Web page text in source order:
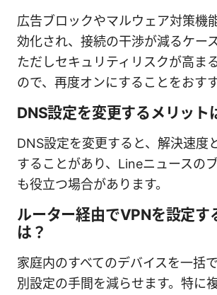
広告ブロックやマルウェア対策機
効化され、接続の干渉が減るケー
ただしセキュリティリスクが高ま
ので、再度オンにすることをおす
DNS設定を変更するメリット
DNS設定を変更すると、解決速度
することがあり、Lineニュースの
も役立つ場合があります。
ルーター経由でVPNを設定す
は？
家庭内のすべてのデバイスを一括
別設定の手間を減らせます。特に